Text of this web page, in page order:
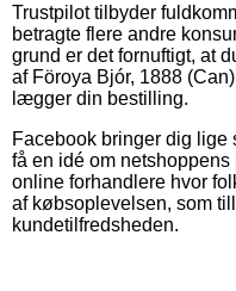
Trustpilot tilbyder
betragte flere andre
grund er det fornuftigt, at
af Föroya Bjór, 1888
lægger din bestilling.
Facebook bringer dig
få en idé om
online forhandlere hvor
af købsoplevelsen, som
kundetilfredsheden.